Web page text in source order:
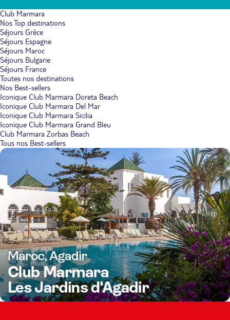
Club Marmara
Nos Top destinations
Séjours Grèce
Séjours Espagne
Séjours Maroc
Séjours Bulgarie
Séjours France
Toutes nos destinations
Nos Best-sellers
Iconique Club Marmara Doreta Beach
Iconique Club Marmara Del Mar
Iconique Club Marmara Sicilia
Iconique Club Marmara Grand Bleu
Club Marmara Zorbas Beach
Tous nos Best-sellers